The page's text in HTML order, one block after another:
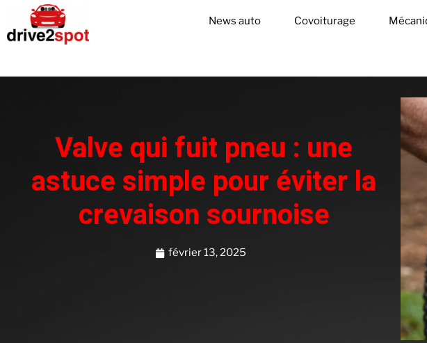
News auto Covoiturage
Valve qui fuit pneu : une
astuce simple pour éviter la
crevaison sournoise
février 13, 2025